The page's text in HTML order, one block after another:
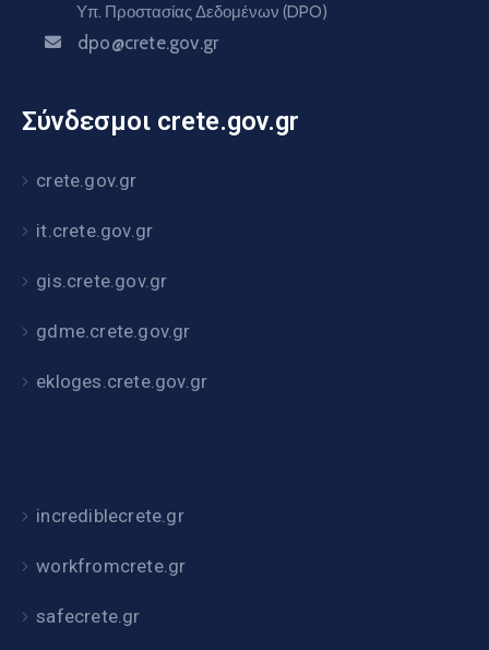
Υπ. Προστασίας Δεδομένων (DPO)
dpo@crete.gov.gr
Σύνδεσμοι crete.gov.gr
crete.gov.gr
it.crete.gov.gr
gis.crete.gov.gr
gdme.crete.gov.gr
ekloges.crete.gov.gr
incrediblecrete.gr
workfromcrete.gr
safecrete.gr